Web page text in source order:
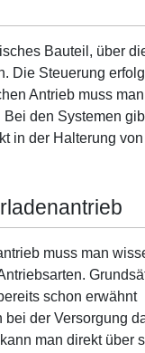
Bauteil, über
Die Steuerung
Antrieb muss man
den Systemen
in der Halterung
muss man
schon erwähnt
der Versorgung
man direkt über